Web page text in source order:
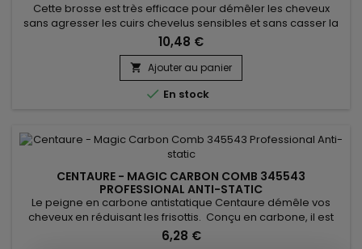
Cette brosse est très efficace pour démêler les cheveux
sans agresser les cuirs chevelus sensibles et sans casser la
fibre capillaire. Avec son manche ergonomique, elle est
particulièrement appréciée pour démêler les cheveux des
enfants tout en douceur.&nbsp; D'excellente qualité, la
brosse Centaure ne laissera pas vos cheveux
'électriques'.Les poils...
10,48 €
 Ajouter au panier
 En stock
CENTAURE - MAGIC CARBON COMB 345543
PROFESSIONAL ANTI-STATIC
Le peigne en carbone antistatique Centaure démêle vos
cheveux en réduisant les frisottis. Conçu en carbone, il est
léger et durable. Les propriétés de Centaure - Magic Carbon
6,28 €